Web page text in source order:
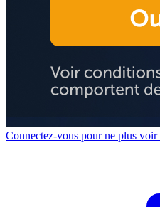
Connectez-vous pour ne plus voir